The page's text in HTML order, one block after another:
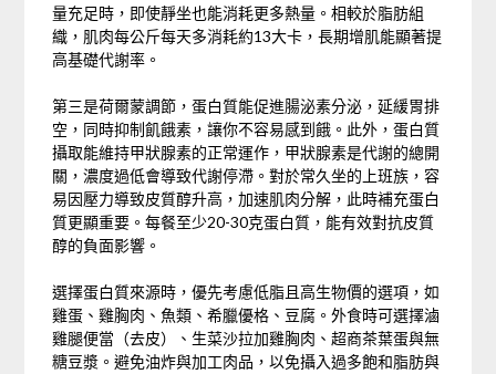
量充足時，即使靜坐也能消耗更多熱量。相較於脂肪組
織，肌肉每公斤每天多消耗約13大卡，長期增肌能顯著提
高基礎代謝率。
第三是荷爾蒙調節，蛋白質能促進腸泌素分泌，延緩胃排
空，同時抑制飢餓素，讓你不容易感到餓。此外，蛋白質
攝取能維持甲狀腺素的正常運作，甲狀腺素是代謝的總開
關，濃度過低會導致代謝停滯。對於常久坐的上班族，容
易因壓力導致皮質醇升高，加速肌肉分解，此時補充蛋白
質更顯重要。每餐至少20-30克蛋白質，能有效對抗皮質
醇的負面影響。
選擇蛋白質來源時，優先考慮低脂且高生物價的選項，如
雞蛋、雞胸肉、魚類、希臘優格、豆腐。外食時可選擇滷
雞腿便當（去皮）、生菜沙拉加雞胸肉、超商茶葉蛋與無
糖豆漿。避免油炸與加工肉品，以免攝入過多飽和脂肪與